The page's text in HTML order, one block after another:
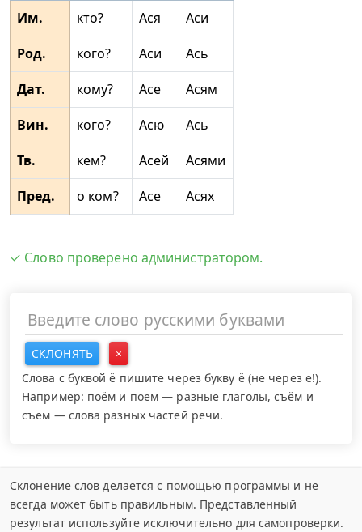
Им.
кто? Ася
Аси
Род.
кого? Аси
Ась
Дат.
кому? Асе
Асям
Вин.
кого? Асю
Ась
Тв.
кем? Асей
Асями
Пред.
о ком? Асе Асях
✓ Слово проверено администратором.
СКЛОНЯТЬ
×
Слова с буквой ё пишите через букву ё (не через е!).
Например: поём и поем — разные глаголы, съём и
съем — слова разных частей речи.
Склонение слов делается с помощью программы и не
всегда может быть правильным. Представленный
результат используйте исключительно для самопроверки.